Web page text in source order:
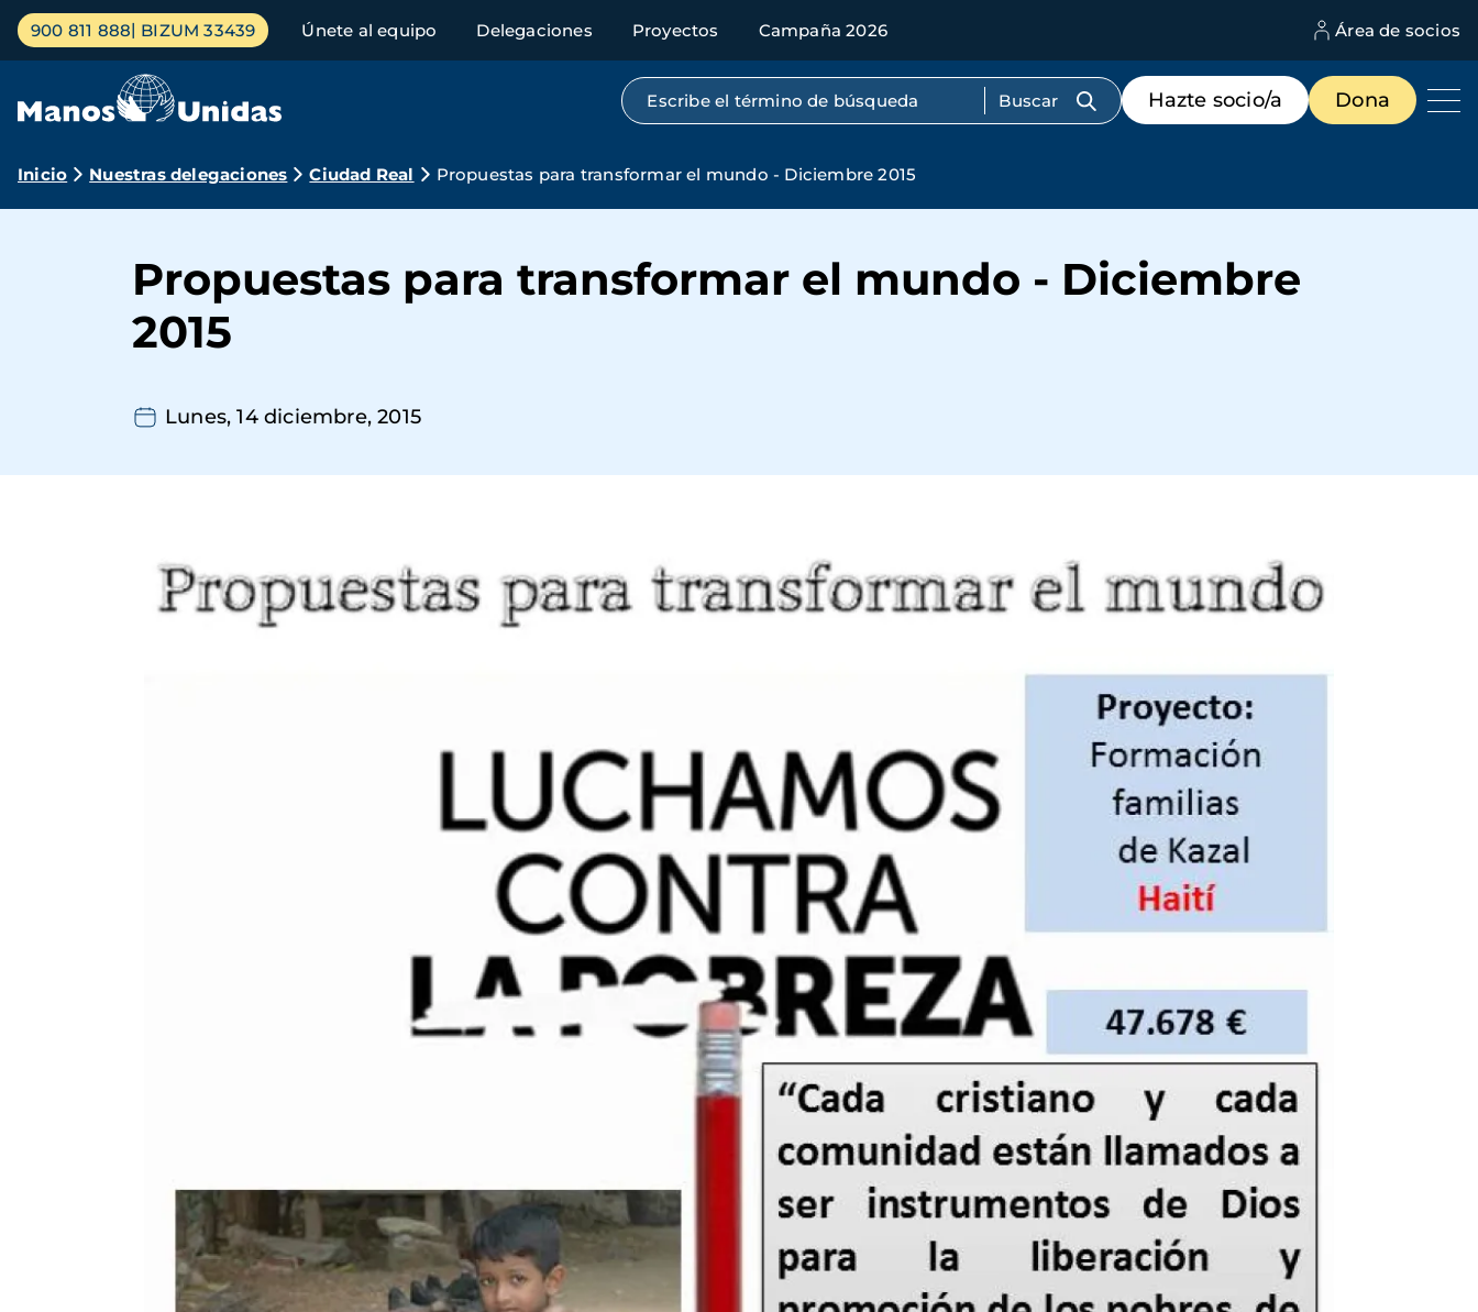
Pasar
contenido
Menú
principal
900 811 888 BIZUM 33439 Únete al equipo Delegaciones Proyectos Campaña 2026 Área de socios
Búsqueda por texto completo
Menú
de
destacados
Hazte socio/a Dona
Ruta
navegación
Inicio Nuestras delegaciones Ciudad Real Propuestas para transformar el mundo - Diciembre 2015
Propuestas para transformar el mundo - Diciembre
2015
Lunes, 14 diciembre, 2015